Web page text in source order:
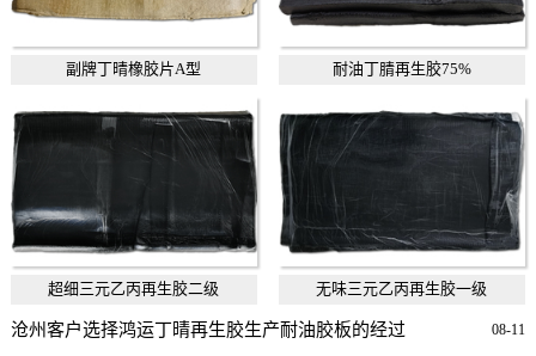
副牌丁晴橡胶片A型 耐油丁腈再生胶75%
超细三元乙丙再生胶二级 无味三元乙丙再生胶一级
08-11
沧州客户选择鸿运丁晴再生胶生产耐油胶板的经过